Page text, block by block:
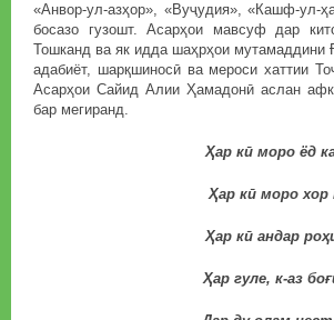
«Анвор-ул-азҳор», «Вуҷудия», «Кашф-ул-
босазо гузошт. Асарҳои мавсуф дар
Тошканд ва як идда шаҳрҳои мутамаддини
адабиёт, шарқшиносӣ ва мероси хаттии
Асарҳои Сайид Алии Ҳамадонӣ аслан
бар мегиранд.
Ҳар кӣ моро ёд
Ҳар кӣ моро хор
Ҳар кӣ андар роҳи
Ҳар гуле, к-аз боғи